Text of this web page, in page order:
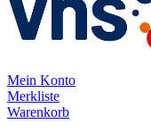
Mein Konto
Merkliste
Warenkorb